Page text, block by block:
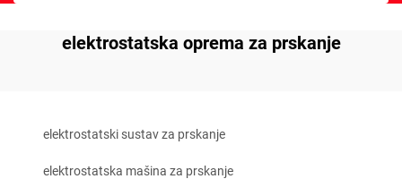
elektrostatska oprema za prskanje
elektrostatski sustav za prskanje
elektrostatska mašina za prskanje